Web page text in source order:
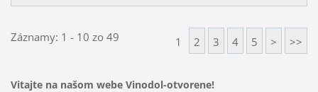
Záznamy: 1 - 10 zo 49 1 2 3 4 5 > >>
Vitajte na našom webe Vinodol-otvorene!